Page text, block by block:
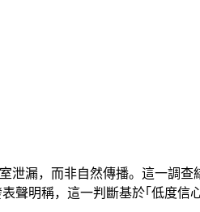
漏，而非自然傳播。這一調
聲明稱，這一判斷基於｢低度信